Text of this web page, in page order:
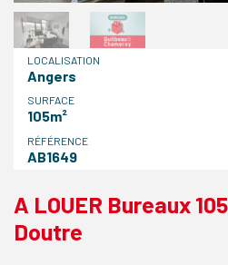
LOCALISATION
Angers
SURFACE
105m²
RÉFÉRENCE
AB1649
A LOUER Bureaux
Doutre